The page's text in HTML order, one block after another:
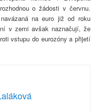
o žádosti v červnu.
na euro již od roku
v zemi avšak naznačují, že
vstupu do eurozóny a přijetí